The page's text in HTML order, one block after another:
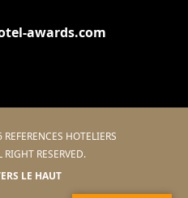
awards.com
HOTELIERS
RESERVED.
LE HAUT